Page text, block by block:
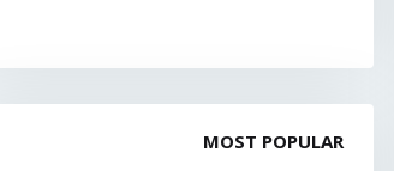
MOST POPULAR